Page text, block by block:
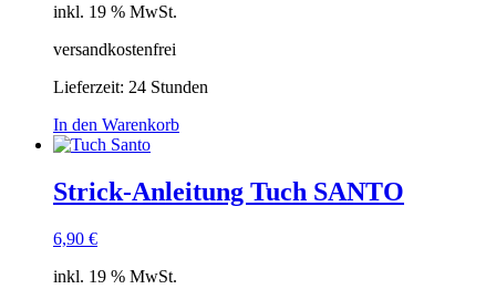
inkl. 19 % MwSt.
versandkostenfrei
Lieferzeit: 24 Stunden
In den Warenkorb
Strick-Anleitung Tuch SANTO
6,90 €
inkl. 19 % MwSt.